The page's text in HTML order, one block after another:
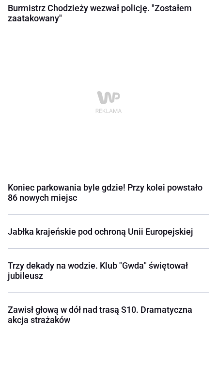
Burmistrz Chodzieży wezwał policję. "Zostałem
zaatakowany"
Koniec parkowania byle gdzie! Przy kolei powstało
86 nowych miejsc
Jabłka krajeńskie pod ochroną Unii Europejskiej
Trzy dekady na wodzie. Klub "Gwda" świętował
jubileusz
Zawisł głową w dół nad trasą S10. Dramatyczna
akcja strażaków